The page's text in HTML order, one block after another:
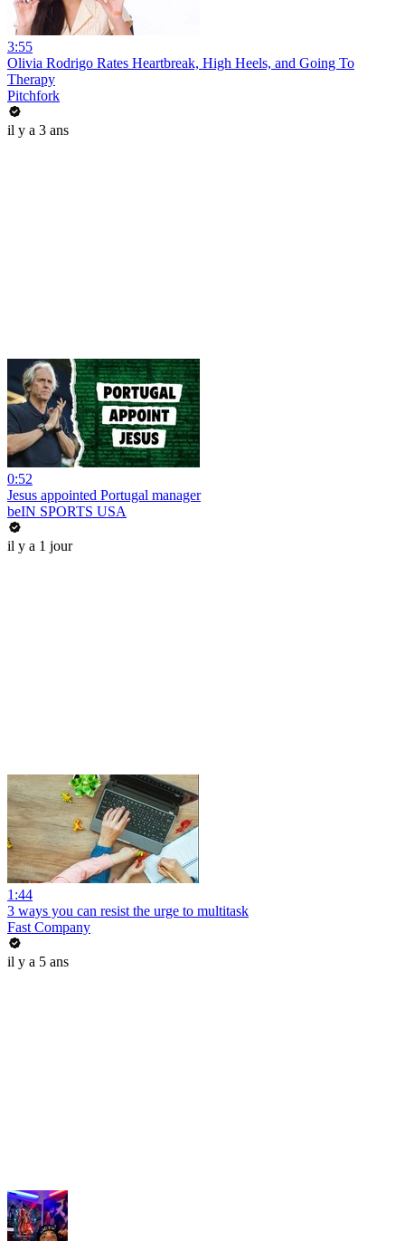
3:55
Olivia Rodrigo Rates Heartbreak, High Heels, and Going To
Therapy
Pitchfork
il y a 3 ans
0:52
Jesus appointed Portugal manager
beIN SPORTS USA
il y a 1 jour
1:44
3 ways you can resist the urge to multitask
Fast Company
il y a 5 ans